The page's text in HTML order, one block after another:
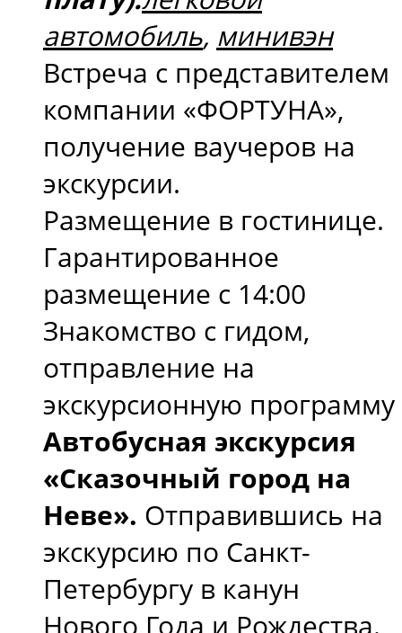
автомобиль, минивэн
Встреча с представителем
компании «ФОРТУНА»,
получение ваучеров на
экскурсии.
Размещение в гостинице.
Гарантированное
размещение с 14:00
Знакомство с гидом,
отправление на
экскурсионную программу
Автобусная экскурсия
«Сказочный город на
Неве». Отправившись на
экскурсию по Санкт-
Петербургу в канун
Нового Года и Рождества.